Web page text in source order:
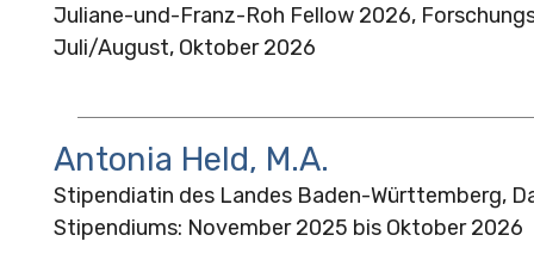
Juliane-und-Franz-Roh Fellow 2026,
Juli/August, Oktober 2026
Antonia Held, M.A.
Stipendiatin des Landes Baden-Württemberg,
Stipendiums: November 2025 bis Oktober 2026